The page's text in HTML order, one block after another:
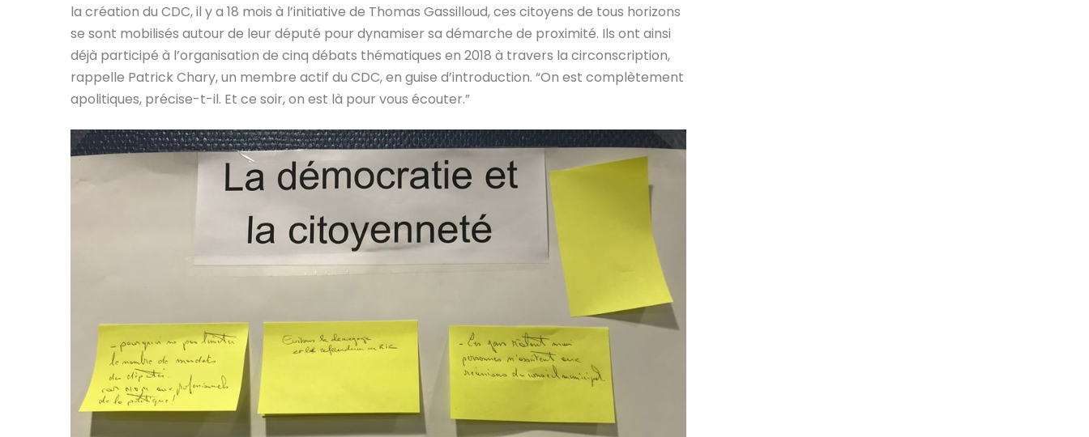
la création du CDC, il y a 18 mois à l’initiative de Thomas Gassilloud, ces citoyens de tous horizons
se sont mobilisés autour de leur député pour dynamiser sa démarche de proximité. Ils ont ainsi
déjà participé à l’organisation de cinq débats thématiques en 2018 à travers la circonscription,
rappelle Patrick Chary, un membre actif du CDC, en guise d’introduction. “On est complètement
apolitiques, précise-t-il. Et ce soir, on est là pour vous écouter.”